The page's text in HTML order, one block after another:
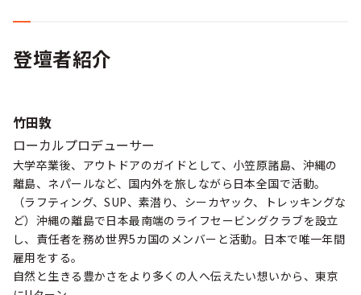
登壇者紹介
竹田敦
ローカルプロデューサー
大学卒業後、アウトドアのガイドとして、小笠原諸島、沖縄の
離島、ネパールなど、国内外を旅しながら日本全国で活動。
（ラフティング、SUP、素潜り、シーカヤック、トレッキングな
ど）​沖縄の離島で日本最南端のライフセービングクラブを​設立
し、責任者を務め世界5カ国のメンバーと活動。​日本で唯一年間
雇用をする。​
自然と生きる豊かさをより多くの人へ伝えたい想いから、東京